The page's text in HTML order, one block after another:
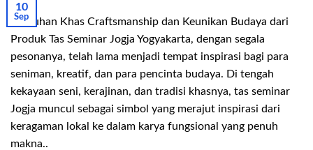
10
Sep
Sentuhan Khas Craftsmanship dan Keunikan Budaya dari
Produk Tas Seminar Jogja Yogyakarta, dengan segala
pesonanya, telah lama menjadi tempat inspirasi bagi para
seniman, kreatif, dan para pencinta budaya. Di tengah
kekayaan seni, kerajinan, dan tradisi khasnya, tas seminar
Jogja muncul sebagai simbol yang merajut inspirasi dari
keragaman lokal ke dalam karya fungsional yang penuh
makna..